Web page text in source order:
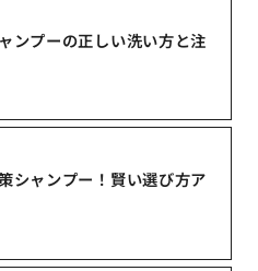
ンプーの正しい洗い方と注
シャンプー！賢い選び方ア